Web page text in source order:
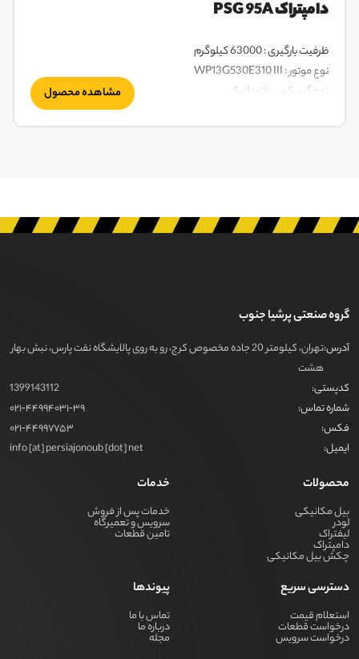
دامپتراک PSG 95A
ظرفیت بارگیری : 63000 کیلوگرم
نوع موتور : WP13G530E310 III
نوع گیربکس : اتوماتیک
مشاهده محصول
گروه صنعتی پرشیا جنوب
آدرس:
تهران، کیلومتر 20 جاده مخصوص کرج، رو به روی پالایشگاه نفت پارس، نبش بهار
هشت
کدپستی:
1399143112
شماره تماس:
021-44994031-39
فکس:
021-44997753
ایمیل:
info [at] persiajonoub [dot] net
محصولات
بیل مکانیکی
لودر
لیفتراک
دامپتراک
چکش بیل مکانیکی
خدمات
خدمات پس از فروش
سرویس و تعمیرگاه
تامین قطعات
دسترسی سریع
استعلام قیمت
درخواست قطعات
درخواست سرویس
پیوندها
تماس با ما
درباره ما
مجله